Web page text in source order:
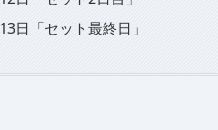
日「セット最終日」